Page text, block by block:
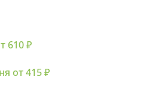
610 ₽
от 415 ₽